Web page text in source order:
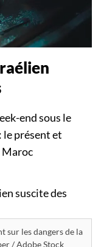
end sous le
le présent et
Maroc
sur les dangers de la
/ Adobe Stock